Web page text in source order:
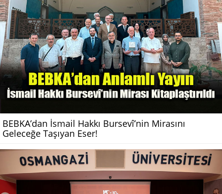
BEBKA’dan İsmail Hakkı Bursevî’nin Mirasını
Geleceğe Taşıyan Eser!